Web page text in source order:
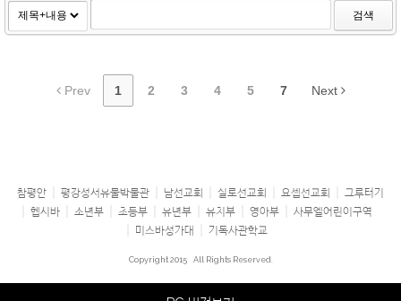
검색
Prev 1 2 3 4 5 7 Next
참평안 평강성서유물박물관 남선교회 실로선교회 요셉선교회
그루터기
헵시바
소년부 초등부 유년부 유치부 영아부
사무엘어린이구역
미스바성가대
기독사관학교
Copyright 2015 All Rights Reserved.